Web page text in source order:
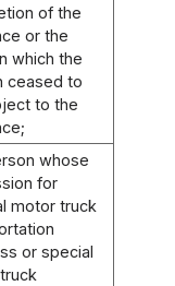
of the
or the
which the
ceased to
to the
whose
for
motor truck
or special